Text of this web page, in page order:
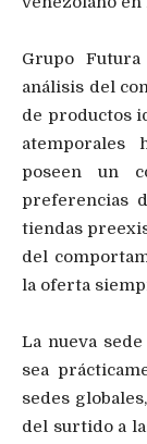
Grupo
análisis del
de productos
atemporales
poseen un
preferencias
tiendas
del
la oferta
La nueva
sea
sedes
del surtido a